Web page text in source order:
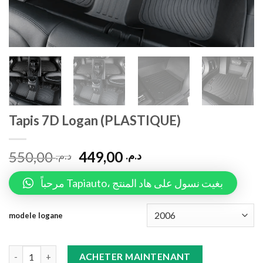
Tapis 7D Logan (PLASTIQUE)
د.م.550,00 د.م.
مرحباً Tapiauto، بغيت نسول على هاد المنتج
modele logane
Tapis 7D Logan (PLASTIQUE) quantity
ACHETER MAINTENANT